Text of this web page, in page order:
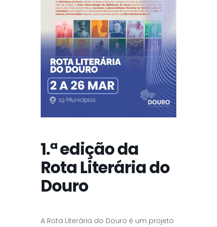
1.ª edição da
Rota Literária do
Douro
A Rota Literária do Douro é um projeto